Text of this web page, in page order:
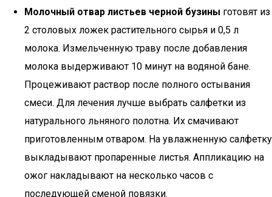
Молочный отвар листьев черной бузины готовят из
2 столовых ложек растительного сырья и 0,5 л
молока. Измельченную траву после добавления
молока выдерживают 10 минут на водяной бане.
Процеживают раствор после полного остывания
смеси. Для лечения лучше выбрать салфетки из
натурального льняного полотна. Их смачивают
приготовленным отваром. На увлажненную салфетку
выкладывают пропаренные листья. Аппликацию на
ожог накладывают на несколько часов с
последующей сменой повязки.